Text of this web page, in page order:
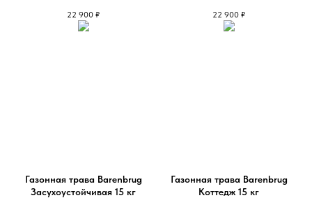
22 900 ₽ 22 900 ₽
Газонная трава Barenbrug
Засухоустойчивая 15 кг
Газонная трава Barenbrug
Коттедж 15 кг